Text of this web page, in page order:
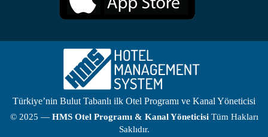
Türkiye’nin Bulut Tabanlı ilk Otel Programı ve Kanal Yöneticisi
© 2025 — HMS Otel Programı& Kanal YöneticisiTüm Hakları
Saklıdır.